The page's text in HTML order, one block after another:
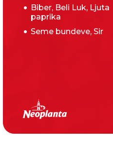
Biber, Beli Luk, Ljuta
paprika
Seme bundeve, Sir